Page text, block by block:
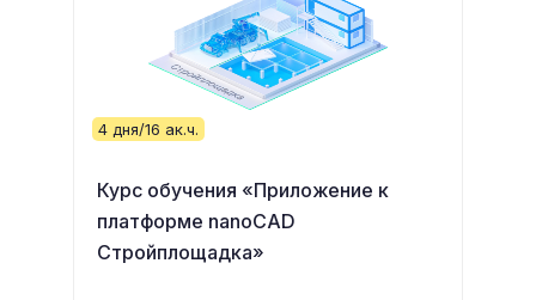
4 дня/16 ак.ч.
Курс обучения «Приложение к
платформе nanoCAD
Стройплощадка»